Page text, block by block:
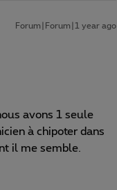
Forum|Forum|1 year ago
avons 1 seule
à chipoter dans
il me semble.